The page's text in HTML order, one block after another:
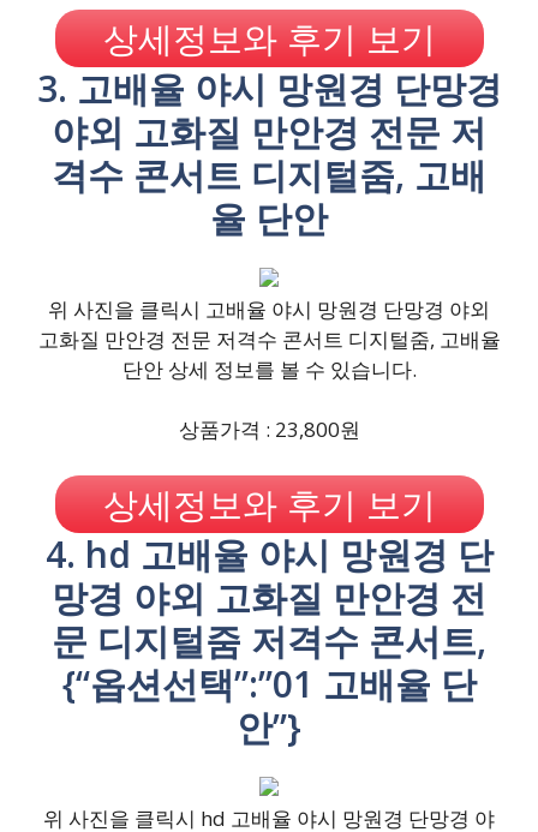
상세정보와 후기 보기
3. 고배율 야시 망원경 단망경
야외 고화질 만안경 전문 저
격수 콘서트 디지털줌, 고배
율 단안
위 사진을 클릭시 고배율 야시 망원경 단망경 야외
고화질 만안경 전문 저격수 콘서트 디지털줌, 고배율
단안 상세 정보를 볼 수 있습니다.
상품가격 : 23,800원
상세정보와 후기 보기
4. hd 고배율 야시 망원경 단
망경 야외 고화질 만안경 전
문 디지털줌 저격수 콘서트,
{“옵션선택”:”01 고배율 단
안”}
위 사진을 클릭시 hd 고배율 야시 망원경 단망경 야